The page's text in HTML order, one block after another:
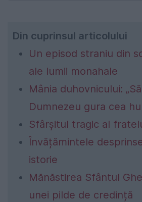
Din cuprinsul articolului
Un episod straniu din
ale lumii monahale
Mânia duhovnicului:
Dumnezeu gura cea
Sfârșitul tragic al
Învățămintele
istorie
Mănăstirea Sfântul
unei pilde de credință